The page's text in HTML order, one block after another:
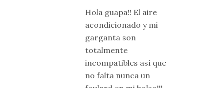
Hola guapa!! El aire
acondicionado y mi
garganta son
totalmente
incompatibles así que
no falta nunca un